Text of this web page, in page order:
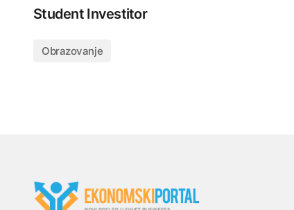
Student Investitor
Obrazovanje